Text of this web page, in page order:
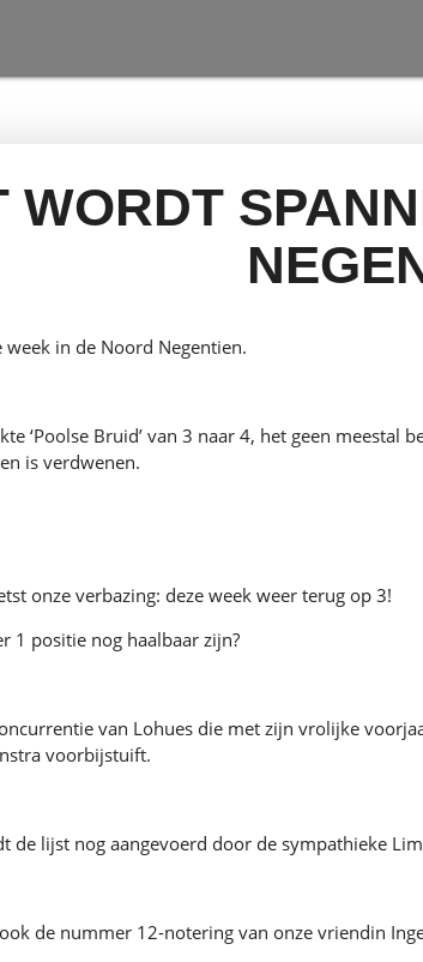
WORDT
week in de Noord Negentien.
‘Poolse Bruid’ van 3 naar 4, het geen
is verdwenen.
onze verbazing: deze week weer terug op 3!
1 positie nog haalbaar zijn?
van Lohues die met zijn vrolijke
voorbijstuift.
de lijst nog aangevoerd door de sympathieke
de nummer 12-notering van onze vriendin